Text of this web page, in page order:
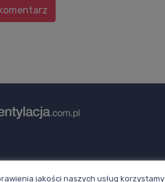
jakości naszych usług